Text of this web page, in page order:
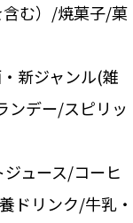
む）/焼菓子/菓
新ジャンル(雑
ンデー/スピリッ
ュース/コーヒ
ドリンク/牛乳・